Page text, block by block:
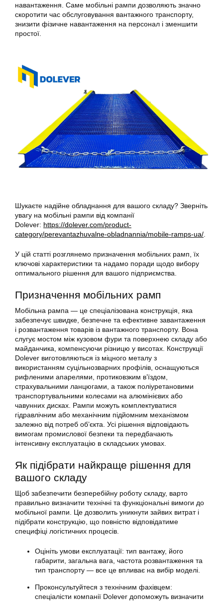
навантаження. Саме мобільні рампи дозволяють значно
скоротити час обслуговування вантажного транспорту,
знизити фізичне навантаження на персонал і зменшити
простої.
Шукаєте надійне обладнання для вашого складу? Зверніть
увагу на мобільні рампи від компанії
Dolever: https://dolever.com/product-
category/perevantazhuvalne-obladnannia/mobile-ramps-ua/
У цій статті розглянемо призначення мобільних рамп, їх
ключові характеристики та надамо поради щодо вибору
оптимального рішення для вашого підприємства.
Призначення мобільних рамп
Мобільна рампа — це спеціалізована конструкція, яка
забезпечує швидке, безпечне та ефективне завантаження
і розвантаження товарів із вантажного транспорту. Вона
слугує мостом між кузовом фури та поверхнею складу або
майданчика, компенсуючи різницю у висотах. Конструкції
Dolever виготовляються із міцного металу з
використанням суцільнозварних профілів, оснащуються
рифленими апарелями, протиковзким в’їздом,
страхувальними ланцюгами, а також поліуретановими
транспортувальними колесами на алюмінієвих або
чавунних дисках. Рампи можуть комплектуватися
гідравлічним або механічним підйомним механізмом
залежно від потреб об’єкта. Усі рішення відповідають
вимогам промислової безпеки та передбачають
інтенсивну експлуатацію в складських умовах.
Як підібрати найкраще рішення для
вашого складу
Щоб забезпечити безперебійну роботу складу, варто
правильно визначити технічні та функціональні вимоги до
мобільної рампи. Це дозволить уникнути зайвих витрат і
підібрати конструкцію, що повністю відповідатиме
специфіці логістичних процесів.
Оцініть умови експлуатації: тип вантажу, його
габарити, загальна вага, частота розвантаження та
тип транспорту — все це впливає на вибір моделі.
Проконсультуйтеся з технічним фахівцем:
спеціалісти компанії Dolever допоможуть визначити